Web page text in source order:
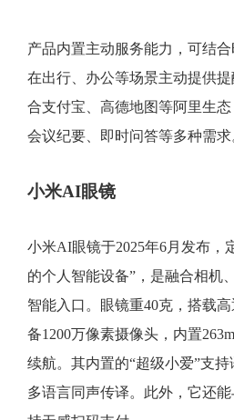
产品内置主动服务能力，可结合
在出行、办公等场景主动提供
合支付宝、高德地图等阿里生态
会议纪要、即时问答等多种需求
小米AI眼镜
小米AI眼镜于2025年6月发布，
的个人智能设备”，是融合相机
智能入口。眼镜重40克，搭载
备1200万像素摄像头，内置
续航。其内置的“超级小爱”支
多语言同声传译。此外，它还